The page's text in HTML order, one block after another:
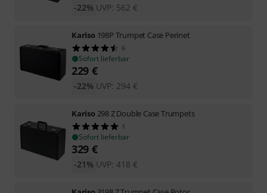
UVP: 562 €
-22%
Kariso 198P Trumpet Case Perinet
6
Sofort lieferbar
229 €
UVP: 294 €
-22%
Kariso 298 Z Double Case Trumpets
1
Sofort lieferbar
329 €
UVP: 418 €
-21%